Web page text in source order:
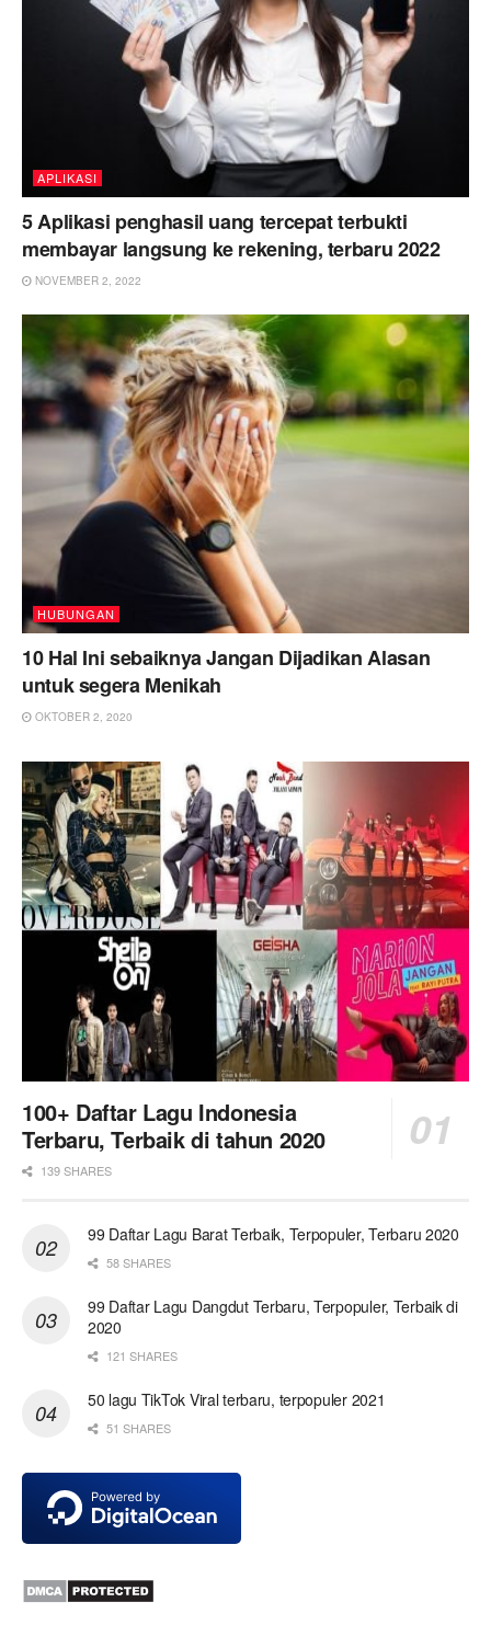
APLIKASI
5 Aplikasi penghasil uang tercepat terbukti
membayar langsung ke rekening, terbaru 2022
NOVEMBER 2, 2022
HUBUNGAN
10 Hal Ini sebaiknya Jangan Dijadikan Alasan
untuk segera Menikah
OKTOBER 2, 2020
100+ Daftar Lagu Indonesia
Terbaru, Terbaik di tahun 2020
139 SHARES
99 Daftar Lagu Barat Terbaik, Terpopuler, Terbaru 2020
58 SHARES
99 Daftar Lagu Dangdut Terbaru, Terpopuler, Terbaik di
2020
121 SHARES
50 lagu TikTok Viral terbaru, terpopuler 2021
51 SHARES